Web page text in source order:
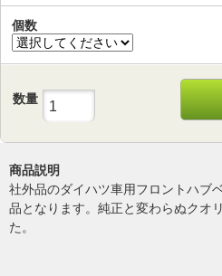
個数
数量
商品説明
社外品のダイハツ車用フロントハブ
品となります。純正と変わらぬクオ
た。